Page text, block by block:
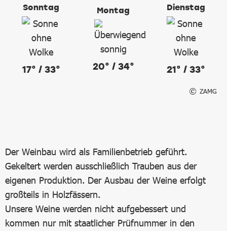
Sonntag
17° / 33°
Montag
20° / 34°
Dienstag
21° / 33°
ZAMG
Der Weinbau wird als Familienbetrieb geführt.
Gekeltert werden ausschließlich Trauben aus der
eigenen Produktion. Der Ausbau der Weine erfolgt
großteils in Holzfässern.
Unsere Weine werden nicht aufgebessert und
kommen nur mit staatlicher Prüfnummer in den